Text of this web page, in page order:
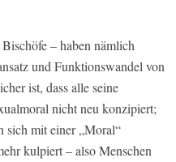
– haben nämlich
und Funktionswandel von
ist, dass alle seine
nicht neu konzipiert;
sich mit einer „Moral“
kulpiert – also Menschen